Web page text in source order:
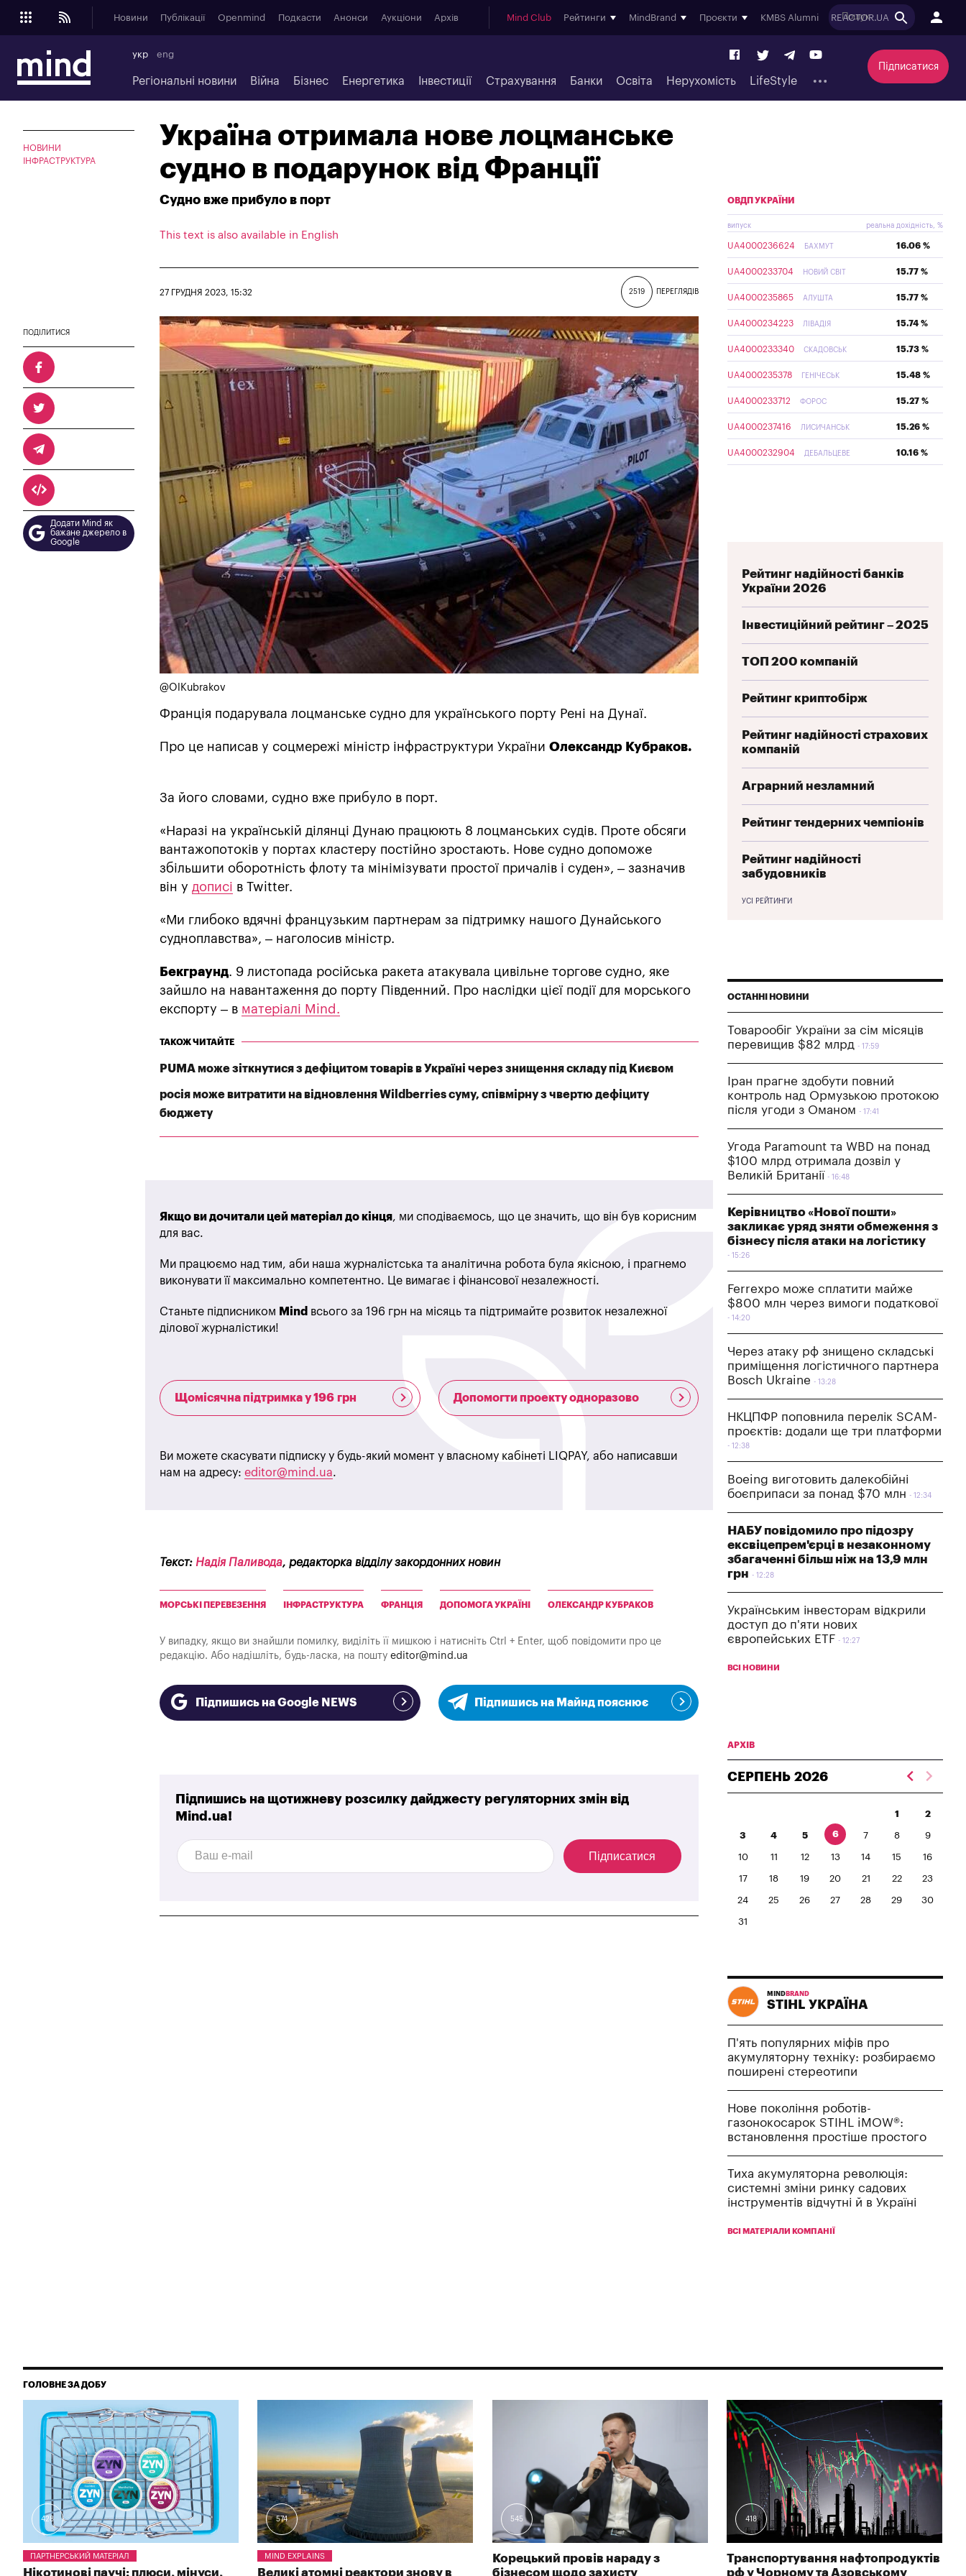
Новини Публікації Openmind Подкасти Анонси Аукціони Архів Mind Club Рейтинги MindBrand Проєкти KMBS Alumni REACTOR.UA
укр eng
Регіональні новини Війна Бізнес Енергетика Інвестиції Страхування Банки Освіта Нерухомість LifeStyle
Підписатися
НОВИНИ
ІНФРАСТРУКТУРА
Україна отримала нове лоцманське
судно в подарунок від Франції
Судно вже прибуло в порт
This text is also available in English
2519 ПЕРЕГЛЯДІВ
27 ГРУДНЯ 2023, 15:32
ПОДІЛИТИСЯ
Додати Mind як
бажане джерело в
Google
@OlKubrakov
Франція подарувала лоцманське судно для українського порту Рені на Дунаї.
Про це написав у соцмережі міністр інфраструктури України Олександр Кубраков.
За його словами, судно вже прибуло в порт.
«Наразі на українській ділянці Дунаю працюють 8 лоцманських судів. Проте обсяги
вантажопотоків у портах кластеру постійно зростають. Нове судно допоможе
збільшити оборотність флоту та мінімізувати простої причалів і суден», – зазначив
він у дописі в Twitter.
«Ми глибоко вдячні французьким партнерам за підтримку нашого Дунайського
судноплавства», – наголосив міністр.
Бекграунд. 9 листопада російська ракета атакувала цивільне торгове судно, яке
зайшло на навантаження до порту Південний. Про наслідки цієї події для морського
експорту – в матеріалі Mind.
ТАКОЖ ЧИТАЙТЕ
PUMA може зіткнутися з дефіцитом товарів в Україні через знищення складу під Києвом
росія може витратити на відновлення Wildberries суму, співмірну з чвертю дефіциту
бюджету
Якщо ви дочитали цей матеріал до кінця, ми сподіваємось, що це значить, що він був корисним
для вас.
Ми працюємо над тим, аби наша журналістська та аналітична робота була якісною, і прагнемо
виконувати її максимально компетентно. Це вимагає і фінансової незалежності.
Станьте підписником Mind всього за 196 грн на місяць та підтримайте розвиток незалежної
ділової журналістики!
Щомісячна підтримка у 196 грн Допомогти проекту одноразово
Ви можете скасувати підписку у будь-який момент у власному кабінеті LIQPAY, або написавши
нам на адресу: editor@mind.ua.
Текст: Надія Паливода, редакторка відділу закордонних новин
МОРСЬКІ ПЕРЕВЕЗЕННЯ ІНФРАСТРУКТУРА ФРАНЦІЯ ДОПОМОГА УКРАЇНІ ОЛЕКСАНДР КУБРАКОВ
У випадку, якщо ви знайшли помилку, виділіть її мишкою і натисніть Ctrl + Enter, щоб повідомити про це
редакцію. Або надішліть, будь-ласка, на пошту editor@mind.ua
Підпишись на Google NEWS Підпишись на Майнд пояснює
Підпишись на щотижневу розсилку дайджесту регуляторних змін від
Mind.ua!
Підписатися
ОВДП УКРАЇНИ
випуск реальна дохідність, %
UA4000236624 БАХМУТ 16.06 %
UA4000233704 НОВИЙ СВІТ 15.77 %
UA4000235865 АЛУШТА 15.77 %
UA4000234223 ЛІВАДІЯ 15.74 %
UA4000233340 СКАДОВСЬК 15.73 %
UA4000235378 ГЕНІЧЕСЬК 15.48 %
UA4000233712 ФОРОС 15.27 %
UA4000237416 ЛИСИЧАНСЬК 15.26 %
UA4000232904 ДЕБАЛЬЦЕВЕ 10.16 %
Рейтинг надійності банків
України 2026
Інвестиційний рейтинг – 2025
ТОП 200 компаній
Рейтинг криптобірж
Рейтинг надійності страхових
компаній
Аграрний незламний
Рейтинг тендерних чемпіонів
Рейтинг надійності
забудовників
УСІ РЕЙТИНГИ
ОСТАННІ НОВИНИ
Товарообіг України за сім місяців
перевищив $82 млрд
17:59
Іран прагне здобути повний
контроль над Ормузькою протокою
після угоди з Оманом
17:41
Угода Paramount та WBD на понад
$100 млрд отримала дозвіл у
Великій Британії
16:48
Керівництво «Нової пошти»
закликає уряд зняти обмеження з
бізнесу після атаки на логістику
15:26
Ferrexpo може сплатити майже
$800 млн через вимоги податкової
14:20
Через атаку рф знищено складські
приміщення логістичного партнера
Bosch Ukraine
13:28
НКЦПФР поповнила перелік SCAM-
проєктів: додали ще три платформи
12:38
Boeing виготовить далекобійні
боєприпаси за понад $70 млн
12:34
НАБУ повідомило про підозру
ексвіцепрем'єрці в незаконному
збагаченні більш ніж на 13,9 млн
грн
12:28
Українським інвесторам відкрили
доступ до п'яти нових
європейських ETF
12:27
ВСІ НОВИНИ
АРХІВ
СЕРПЕНЬ 2026
1 2
3 4 5 6 7 8 9
10 11 12 13 14 15 16
17 18 19 20 21 22 23
24 25 26 27 28 29 30
31
MIND BRAND
STIHL УКРАЇНА
П'ять популярних міфів про
акумуляторну техніку: розбираємо
поширені стереотипи
Нове покоління роботів-
газонокосарок STIHL iMOW®:
встановлення простіше простого
Тиха акумуляторна революція:
системні зміни ринку садових
інструментів відчутні й в Україні
ВСІ МАТЕРІАЛИ КОМПАНІЇ
ГОЛОВНЕ ЗА ДОБУ
428
ПАРТНЕРСЬКИЙ МАТЕРІАЛ
Нікотинові паучі: плюси, мінуси,
574
MIND EXPLAINS
Великі атомні реактори знову в
545
Корецький провів нараду з
бізнесом щодо захисту
418
Транспортування нафтопродуктів
рф у Чорному та Азовському